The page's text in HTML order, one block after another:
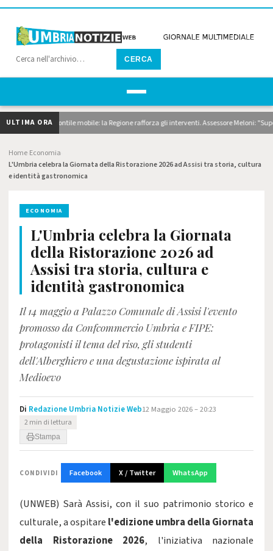
CERCA
ULTIMA ORAe pontile mobile: la Regione rafforza gli interventi. Assessore Meloni:
Home Economia
L'Umbria celebra la Giornata della Ristorazione 2026 ad Assisi tra storia, cultura
e identità gastronomica
ECONOMIA
L'Umbria celebra la Giornata
della Ristorazione 2026 ad
Assisi tra storia, cultura e
identità gastronomica
Il 14 maggio a Palazzo Comunale di Assisi l'evento
promosso da Confcommercio Umbria e FIPE:
protagonisti il tema del riso, gli studenti
dell'Alberghiero e una degustazione ispirata al
Medioevo
Di Redazione Umbria Notizie Web12 Maggio 2026 – 20:23
2 min di lettura
Stampa
CONDIVIDI Facebook X / Twitter WhatsApp
(UNWEB) Sarà Assisi, con il suo patrimonio storico e
culturale, a ospitare l'edizione umbra della Giornata
della Ristorazione 2026, l'iniziativa nazionale